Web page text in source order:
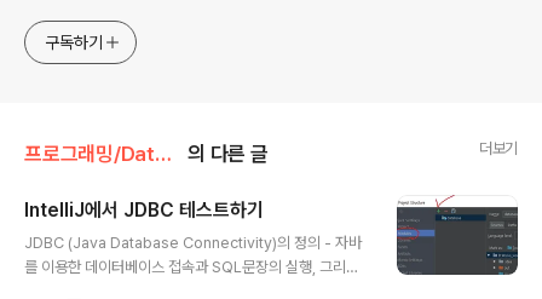
구독하기
프로그래밍/Database 의 다른 글 더보기
IntelliJ에서 JDBC 테스트하기
JDBC (Java Database Connectivity)의 정의 - 자바
를 이용한 데이터베이스 접속과 SQL문장의 실행, 그리고